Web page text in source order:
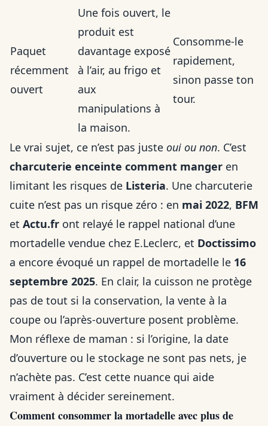
Paquet
récemment
ouvert
Une fois ouvert, le
produit est
davantage exposé
à l’air, au frigo et
aux
manipulations à
la maison.
Consomme-le
rapidement,
sinon passe ton
tour.
Le vrai sujet, ce n’est pas juste oui ou non. C’est
charcuterie enceinte comment manger en
limitant les risques de Listeria. Une charcuterie
cuite n’est pas un risque zéro : en mai 2022, BFM
et Actu.fr ont relayé le rappel national d’une
mortadelle vendue chez E.Leclerc, et Doctissimo
a encore évoqué un rappel de mortadelle le 16
septembre 2025. En clair, la cuisson ne protège
pas de tout si la conservation, la vente à la
coupe ou l’après-ouverture posent problème.
Mon réflexe de maman : si l’origine, la date
d’ouverture ou le stockage ne sont pas nets, je
n’achète pas. C’est cette nuance qui aide
vraiment à décider sereinement.
Comment consommer la mortadelle avec plus de